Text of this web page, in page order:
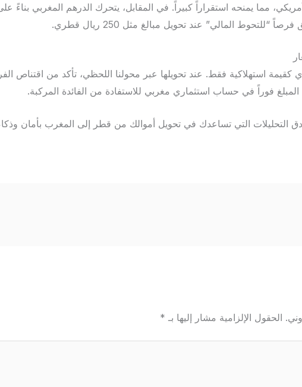
مما يمنحه استقراراً كبيراً. في المقابل، يتحرك الدرهم المغربي بناءً
“للتحوط المالي” عند تحويل مبالغ مثل 250 ريال قطري.
250 ريال قطري كقيمة استهلاكية فقط. عند تحويلها عبر محولنا اللحظي، تأكد من
المبلغ فوراً في حساب استثماري مغربي للاستفادة من الفائدة المركبة.
التحليلات التي تساعدك في تحويل أموالك من قطر إلى المغرب بأمان
الحقول الإلزامية مشار إليها بـ *